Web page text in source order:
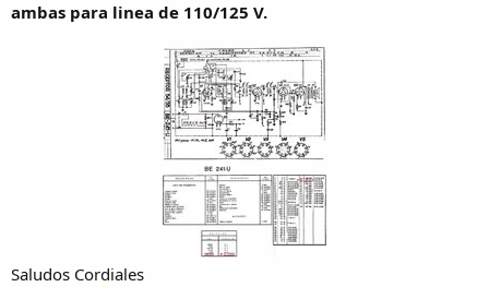
ambas para linea de 110/125 V.
Saludos Cordiales